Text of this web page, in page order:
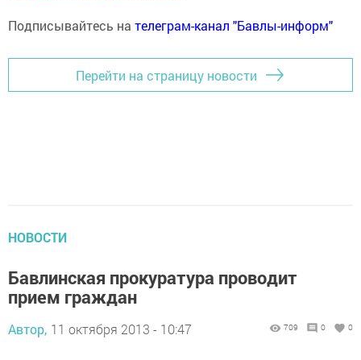
Подписывайтесь на телеграм-канал "Бавлы-информ"
Перейти на страницу новости
НОВОСТИ
Бавлинская прокуратура проводит
прием граждан
Автор, 11 октября 2013 - 10:47 709 0 0